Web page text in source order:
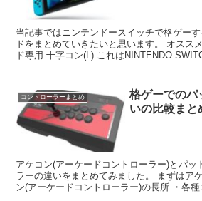
当記事ではニンテンドースイッチで格ゲー
ドをまとめていきたいと思います。 オスス
ド専用 十字コン(L) これはNINTENDO SWITCHにデフォルトでつい
コントローラーまとめ
格ゲーでのパ
いの比較まと
アケコン(アーケードコントローラー)とパッ
ラーの違いをまとめてみました。 まずはア
ン(アーケードコントローラー)の長所 ・各種コマンドが入れやすい